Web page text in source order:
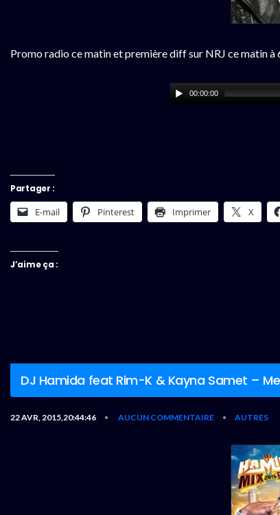
Promo radio ce matin et première diff sur NRJ ce matin
00:00:00
Partager :
E-mail Pinterest Imprimer X
J’aime ça :
DJ Hamida feat Rim-K & Kayna Samet –
22 AVR, 2015,20:44:46 • AUCUN COMMENTAIRE • AUTRES